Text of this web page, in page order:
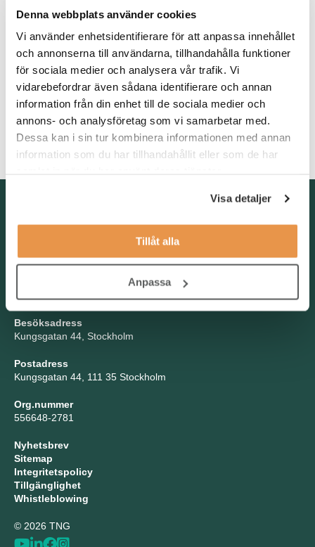
Denna webbplats använder cookies
Vi använder enhetsidentifierare för att anpassa innehållet
och annonserna till användarna, tillhandahålla funktioner
för sociala medier och analysera vår trafik. Vi
vidarebefordrar även sådana identifierare och annan
information från din enhet till de sociala medier och
annons- och analysföretag som vi samarbetar med.
Dessa kan i sin tur kombinera informationen med annan
information som du har tillhandahållit eller som de har
Visa detaljer
Tillåt alla
Anpassa
Som person är du serviceminded och trivs med att
kommunicera via telefon. Du har ett pedagogiskt sätt och en
förmåga att göra flera saker samtidigt utan att tappa fokus på
TNG Group AB
Tel: 08-21 92 00
Välj dag och tid!
Besöksadress
Kungsgatan 44, Stockholm
Postadress
Kungsgatan 44, 111 35 Stockholm
Org.nummer
556648-2781
Nyhetsbrev
Sitemap
Integritetspolicy
Tillgänglighet
Whistleblowing
© 2026 TNG